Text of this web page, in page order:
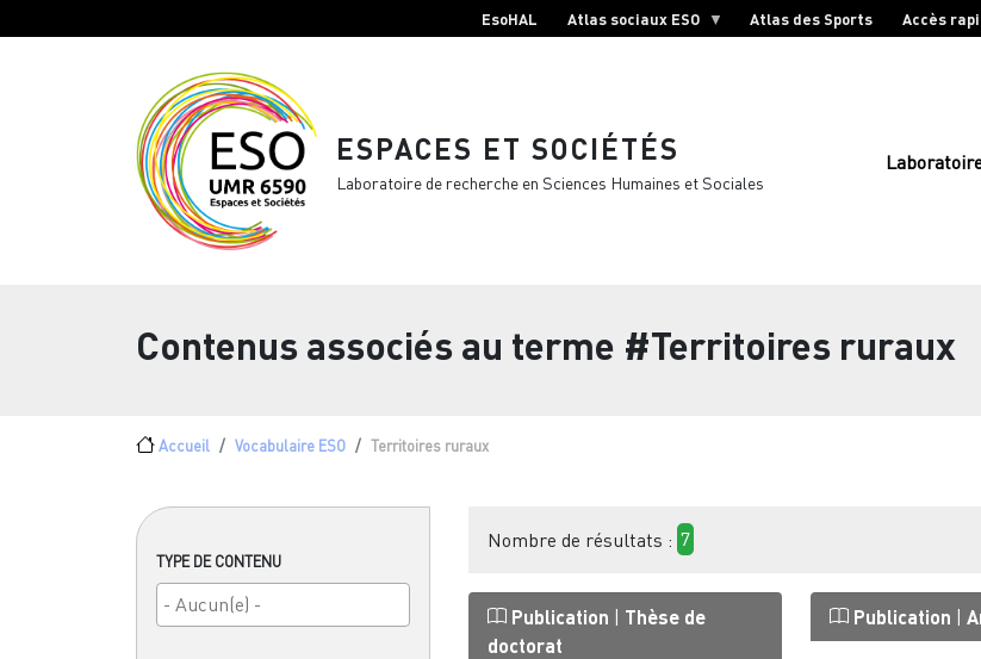
EsoHAL Atlas sociaux ESO Atlas des Sports Accès
ESPACES ET SOCIÉTÉS
Laboratoire de recherche en Sciences Humaines et Sociales
Contenus associés au terme #Territoires ruraux
Fil d'Ariane
Accueil Vocabulaire ESO Territoires ruraux
TYPE DE CONTENU
Nombre de résultats : 7
Publication | Thèse de
doctorat
Publication |